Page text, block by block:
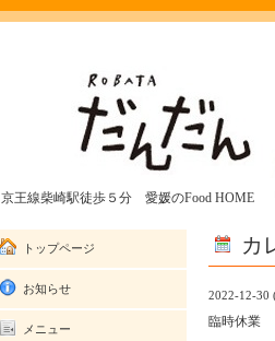
京王線柴崎駅徒歩５分 愛媛のFood HOME 「
カ
2022-12-30
臨時休業
トップページ
お知らせ
メニュー